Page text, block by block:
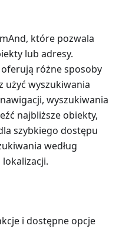
które pozwala
lub adresy.
różne sposoby
użyć wyszukiwania
wyszukiwania
najbliższe obiekty,
szybkiego dostępu
według
i dostępne opcje